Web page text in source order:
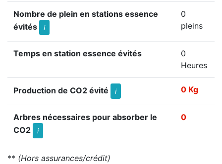
Nombre de plein en stations essence
évités
i
0
pleins
Temps en station essence évités
0
Heures
Production de CO2 évité i 0 Kg
Arbres nécessaires pour absorber le
CO2
i
0
** (Hors assurances/crédit)